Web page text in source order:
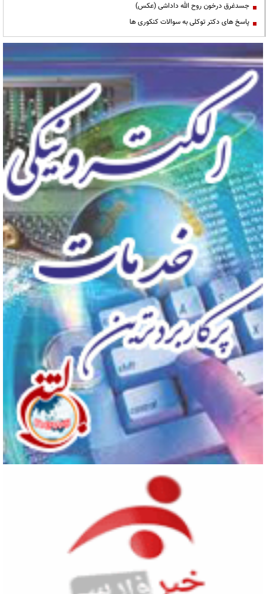
جسدغرق درخون روح الله داداشی (عکس)
پاسخ های دکتر توکلی به سوالات کنکوری ها